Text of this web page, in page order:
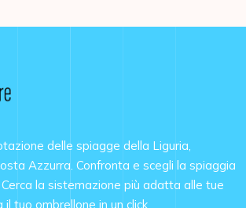
delle spiagge della Liguria,
Azzurra. Confronta e scegli la spiaggia
la sistemazione più adatta alle tue
tuo ombrellone in un click.